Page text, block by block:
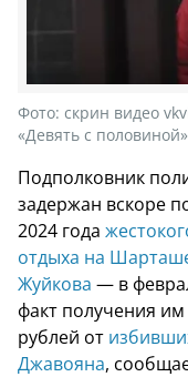
Фото: скрин видео
«Девять с половиной»
Подполковник
задержан вскоре
2024 года
отдыха на
Жуйкова — в
факт получения
рублей от
Джавояна,